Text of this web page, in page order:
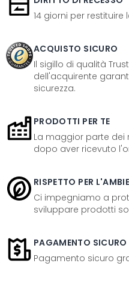
14 giorni per restituire
ACQUISTO SICURO
Il sigillo di qualità
dell'acquirente
sicurezza.
PRODOTTI PER TE
La maggior parte dei
dopo aver ricevuto
RISPETTO PER
Ci impegniamo a
sviluppare prodotti
PAGAMENTO SICURO
Pagamento sicuro